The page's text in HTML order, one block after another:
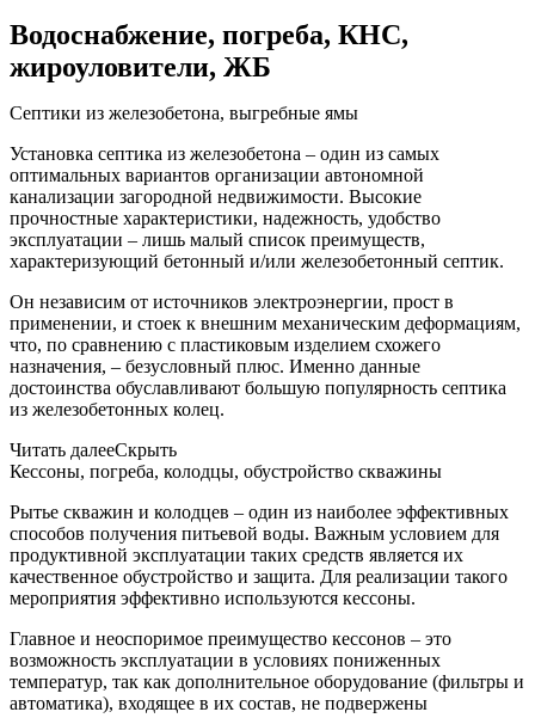
Водоснабжение, погреба, КНС,
жироуловители, ЖБ
Септики из железобетона, выгребные ямы
Установка септика из железобетона – один из самых
оптимальных вариантов организации автономной
канализации загородной недвижимости. Высокие
прочностные характеристики, надежность, удобство
эксплуатации – лишь малый список преимуществ,
характеризующий бетонный и/или железобетонный септик.
Он независим от источников электроэнергии, прост в
применении, и стоек к внешним механическим деформациям,
что, по сравнению с пластиковым изделием схожего
назначения, – безусловный плюс. Именно данные
достоинства обуславливают большую популярность септика
из железобетонных колец.
Читать далееСкрыть
Кессоны, погреба, колодцы, обустройство скважины
Рытье скважин и колодцев – один из наиболее эффективных
способов получения питьевой воды. Важным условием для
продуктивной эксплуатации таких средств является их
качественное обустройство и защита. Для реализации такого
мероприятия эффективно используются кессоны.
Главное и неоспоримое преимущество кессонов – это
возможность эксплуатации в условиях пониженных
температур, так как дополнительное оборудование (фильтры и
автоматика), входящее в их состав, не подвержены